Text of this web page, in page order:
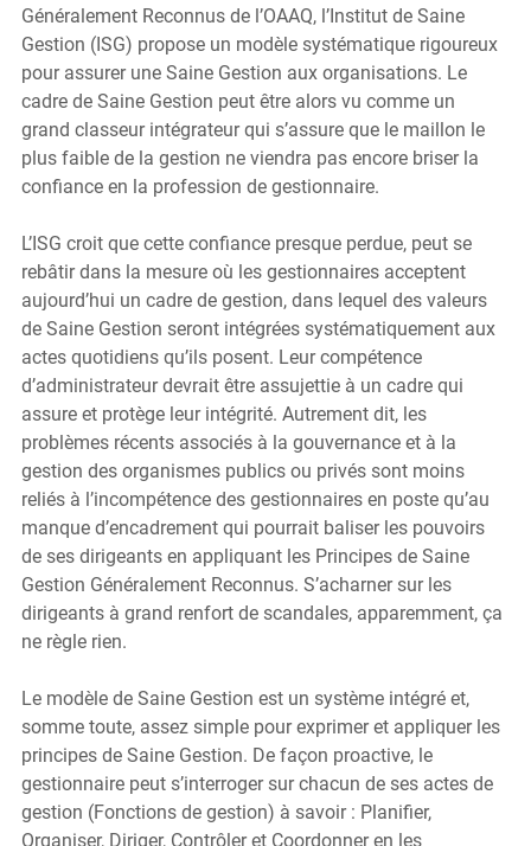
Généralement Reconnus de l’OAAQ, l’Institut de Saine
Gestion (ISG) propose un modèle systématique rigoureux
pour assurer une Saine Gestion aux organisations. Le
cadre de Saine Gestion peut être alors vu comme un
grand classeur intégrateur qui s’assure que le maillon le
plus faible de la gestion ne viendra pas encore briser la
confiance en la profession de gestionnaire.
L’ISG croit que cette confiance presque perdue, peut se
rebâtir dans la mesure où les gestionnaires acceptent
aujourd’hui un cadre de gestion, dans lequel des valeurs
de Saine Gestion seront intégrées systématiquement aux
actes quotidiens qu’ils posent. Leur compétence
d’administrateur devrait être assujettie à un cadre qui
assure et protège leur intégrité. Autrement dit, les
problèmes récents associés à la gouvernance et à la
gestion des organismes publics ou privés sont moins
reliés à l’incompétence des gestionnaires en poste qu’au
manque d’encadrement qui pourrait baliser les pouvoirs
de ses dirigeants en appliquant les Principes de Saine
Gestion Généralement Reconnus. S’acharner sur les
dirigeants à grand renfort de scandales, apparemment, ça
ne règle rien.
Le modèle de Saine Gestion est un système intégré et,
somme toute, assez simple pour exprimer et appliquer les
principes de Saine Gestion. De façon proactive, le
gestionnaire peut s’interroger sur chacun de ses actes de
gestion (Fonctions de gestion) à savoir : Planifier,
Organiser, Diriger, Contrôler et Coordonner en les